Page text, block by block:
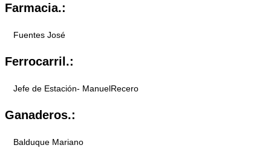
Farmacia.:
Fuentes José
Ferrocarril.:
Jefe de Estación- ManuelRecero
Ganaderos.:
Balduque Mariano